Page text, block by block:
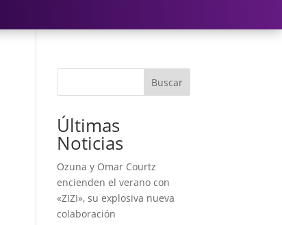
Buscar
Últimas
Noticias
Ozuna y Omar Courtz
encienden el verano con
«ZIZI», su explosiva nueva
colaboración